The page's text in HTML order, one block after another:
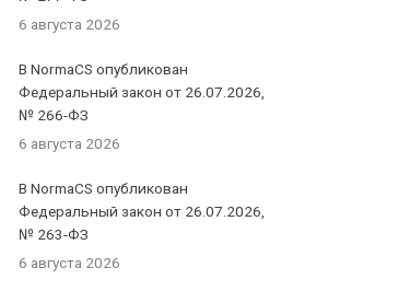
6 августа 2026
В NormaCS опубликован
Федеральный закон от 26.07.2026,
№ 266-ФЗ
6 августа 2026
В NormaCS опубликован
Федеральный закон от 26.07.2026,
№ 263-ФЗ
6 августа 2026